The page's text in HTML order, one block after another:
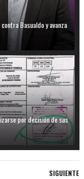
Basualdo y avanza
por decisión de sus
SIGUIENTE